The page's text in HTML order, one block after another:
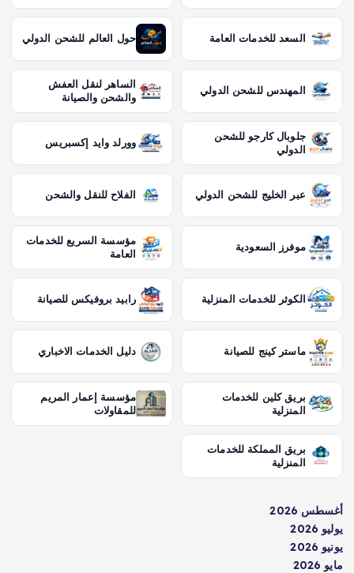
السعد للخدمات العامة حول العالم للشحن الدولي
المهندس للشحن الدولي
الساهر لنقل العفش
والشحن والصيانة
جلوبال كارجو للشحن
الدولي
وورلد وايد إكسبريس
عبر الخليج للشحن الدولي الفلاح للنقل والشحن
موفرز السعودية
مؤسسة السريع للخدمات
العامة
الكوثر للخدمات المنزلية رابيد بروفيكس للصيانة
ماستر كينج للصيانة دليل الخدمات الاخباري
بريق كلين للخدمات
المنزلية
مؤسسة إعمار المريم
للمقاولات
بريق المملكة للخدمات
المنزلية
أغسطس 2026
يوليو 2026
يونيو 2026
مايو 2026